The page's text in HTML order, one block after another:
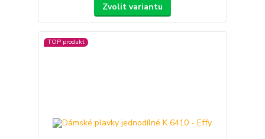
Zvolit variantu
TOP produkt